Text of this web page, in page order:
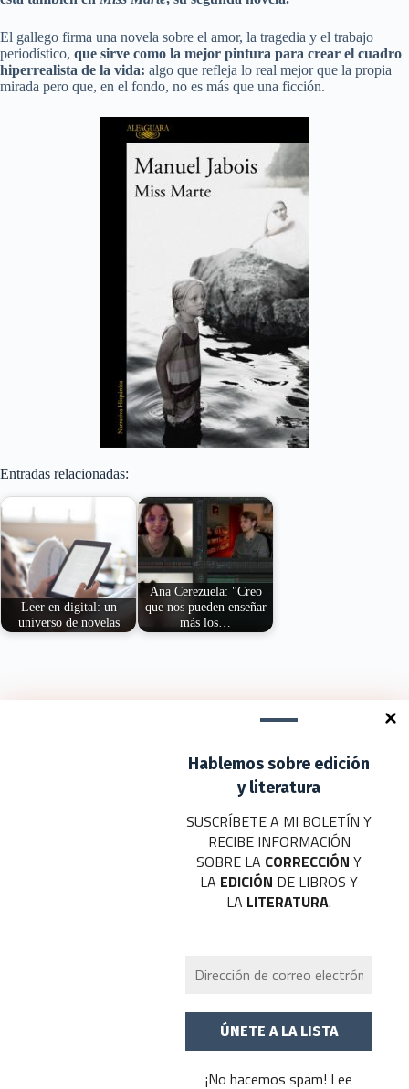
El gallego firma una novela sobre el amor, la tragedia y el trabajo
periodístico, que sirve como la mejor pintura para crear el cuadro
hiperrealista de la vida: algo que refleja lo real mejor que la propia
mirada pero que, en el fondo, no es más que una ficción.
Hablemos sobre edición
y literatura
SUSCRÍBETE A MI BOLETÍN Y
RECIBE INFORMACIÓN
SOBRE LA CORRECCIÓNY
LA EDICIÓN DE LIBROS Y
LA LITERATURA.
¡No hacemos spam! Lee
Entradas relacionadas:
Leer en digital: un
universo de novelas
Ana Cerezuela: "Creo
que nos pueden enseñar
más los…
Tu dirección de correo electrónico no será publicada. Los campos